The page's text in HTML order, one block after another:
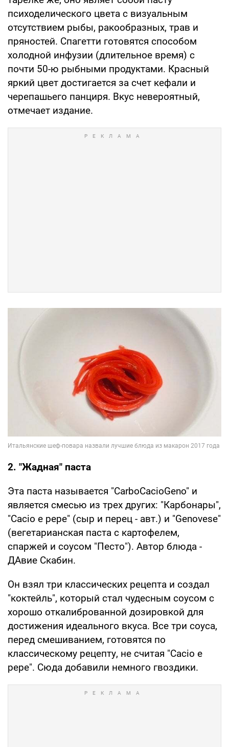
психоделического цвета с визуальным
отсутствием рыбы, ракообразных, трав и
пряностей. Спагетти готовятся способом
холодной инфузии (длительное время) с
почти 50-ю рыбными продуктами. Красный
яркий цвет достигается за счет кефали и
черепашьего панциря. Вкус невероятный,
отмечает издание.
2. "Жадная" паста
Эта паста называется "CarboCacioGeno" и
является смесью из трех других: "Карбонары",
"Cacio e pepe" (сыр и перец - авт.) и "Genovese"
(вегетарианская паста с картофелем,
спаржей и соусом "Песто"). Автор блюда -
ДАвие Скабин.
Он взял три классических рецепта и создал
"коктейль", который стал чудесным соусом с
хорошо откалиброванной дозировкой для
достижения идеального вкуса. Все три соуса,
перед смешиванием, готовятся по
классическому рецепту, не считая "Cacio e
pepe". Сюда добавили немного гвоздики.